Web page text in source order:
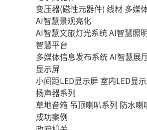
变压器(磁性元器件) 线材 多媒
AI智慧景观亮化
AI智慧文旅灯光系统AI智慧照
智慧平台
多媒体信息发布系统AI智慧展
显示屏
小间距LED显示屏 室内LED显
扬声器系列
草地音箱 吊顶喇叭系列 防水喇
成功案例